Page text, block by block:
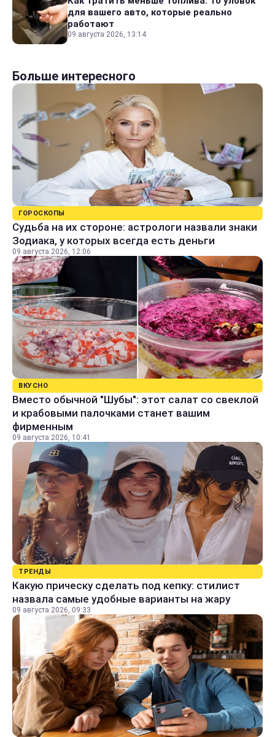
для вашего авто, которые реально
работают
09 августа 2026, 13:14
Больше интересного
ГОРОСКОПЫ
Судьба на их стороне: астрологи назвали знаки
Зодиака, у которых всегда есть деньги
09 августа 2026, 12:06
ВКУСНО
Вместо обычной "Шубы": этот салат со свеклой
и крабовыми палочками станет вашим
фирменным
09 августа 2026, 10:41
ТРЕНДЫ
Какую прическу сделать под кепку: стилист
назвала самые удобные варианты на жару
09 августа 2026, 09:33